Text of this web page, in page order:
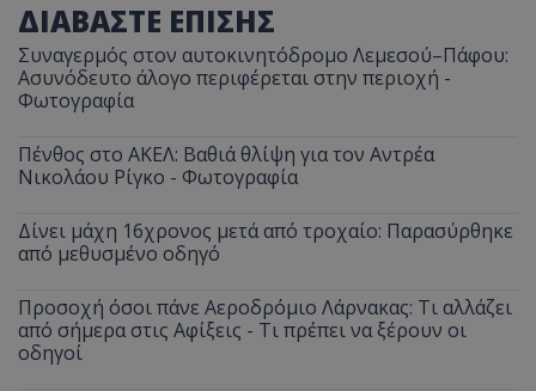
ΔΙΑΒΑΣΤΕ ΕΠΙΣΗΣ
Συναγερμός στον αυτοκινητόδρομο Λεμεσού–Πάφου:
Ασυνόδευτο άλογο περιφέρεται στην περιοχή -
Φωτογραφία
Πένθος στο ΑΚΕΛ: Βαθιά θλίψη για τον Αντρέα
Νικολάου Ρίγκο - Φωτογραφία
Δίνει μάχη 16χρονος μετά από τροχαίο: Παρασύρθηκε
από μεθυσμένο οδηγό
Προσοχή όσοι πάνε Αεροδρόμιο Λάρνακας: Τι αλλάζει
από σήμερα στις Αφίξεις - Τι πρέπει να ξέρουν οι
οδηγοί